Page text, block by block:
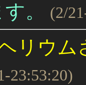
。
(2/
リウム
23:53:20)